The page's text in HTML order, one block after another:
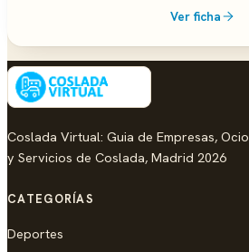
Ver ficha
Coslada Virtual: Guia de Empresas, Ocio
y Servicios de Coslada, Madrid 2026
CATEGORÍAS
Deportes